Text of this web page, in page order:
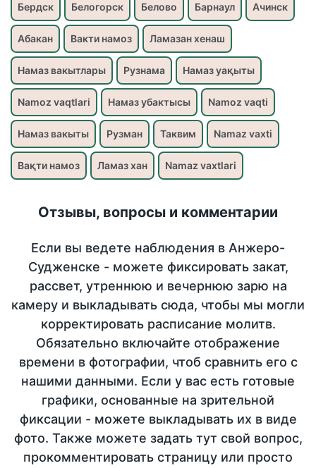
Бердск Белогорск Белово Барнаул Ачинск
Абакан Вакти намоз Ламазан хенаш
Намаз вакытлары Рузнама Намаз уақыты
Namoz vaqtlari Намаз убактысы Namoz vaqti
Намаз вакыты Рузман Таквим Namaz vaxti
Вақти намоз Ламаз хан Namaz vaxtlari
Отзывы, вопросы и комментарии
Если вы ведете наблюдения в Анжеро-
Судженске - можете фиксировать закат,
рассвет, утреннюю и вечернюю зарю на
камеру и выкладывать сюда, чтобы мы могли
корректировать расписание молитв.
Обязательно включайте отображение
времени в фотографии, чтоб сравнить его с
нашими данными. Если у вас есть готовые
графики, основанные на зрительной
фиксации - можете выкладывать их в виде
фото. Также можете задать тут свой вопрос,
прокомментировать страницу или просто